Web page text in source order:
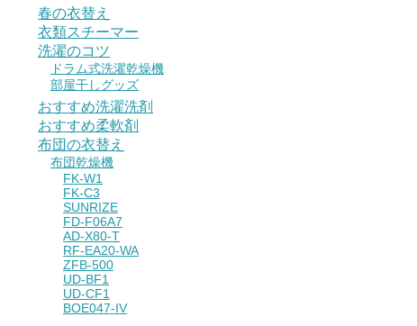
春の衣替え
衣類スチーマー
洗濯のコツ
ドラム式洗濯乾燥機
部屋干しグッズ
おすすめ洗濯洗剤
おすすめ柔軟剤
布団の衣替え
布団乾燥機
FK-W1
FK-C3
SUNRIZE
FD-F06A7
AD-X80-T
RF-EA20-WA
ZFB-500
UD-BF1
UD-CF1
BOE047-IV